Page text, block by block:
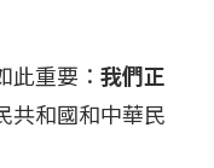
重要： 我們正
共和國和中華民